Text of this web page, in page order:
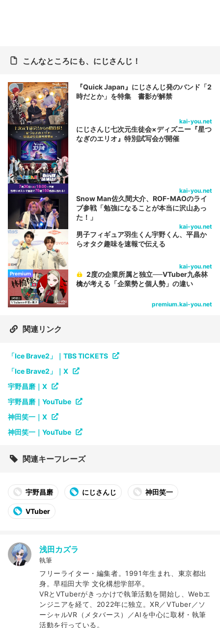
こんなところにも、にじさんじ！
『Quick Japan』にじさんじ発のバンド「2
時だとか」を特集 書影が解禁
kai-you.net
にじさんじ七次元生徒会×ディズニー『星つ
なぎのエリオ』特別試写会が開催
kai-you.net
Snow Man佐久間大介、ROF-MAOのライ
ブ参戦「勉強になることが本当に沢山あっ
た！」
kai-you.net
男子フィギュア羽生くん宇野くん、平昌か
らオタク趣味を速報で伝える
kai-you.net
Premium
2度の企業所属と独立──VTuber九条林
檎が考える「企業勢と個人勢」の違い
premium.kai-you.net
関連リンク
「Ice Brave2」｜TBS TICKETS
「Ice Brave2」｜X
宇野昌磨｜X
宇野昌磨｜YouTube
神田笑一｜X
神田笑一｜YouTube
関連キーフレーズ
宇野昌磨 にじさんじ 神田笑一
VTuber
浅田カズラ
執筆
フリーライター・編集者。1991年生まれ、東京都出
身。早稲田大学 文化構想学部卒。
VRとVTuberがきっかけで執筆活動を開始し、Webエ
ンジニアを経て、2022年に独立。XR／VTuber／ソ
ーシャルVR（メタバース）／AIを中心に取材・執筆
活動を行っている。